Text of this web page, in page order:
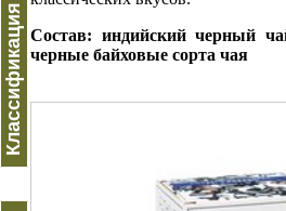
Классификация Состав: индийский черный
черные байховые сорта чая